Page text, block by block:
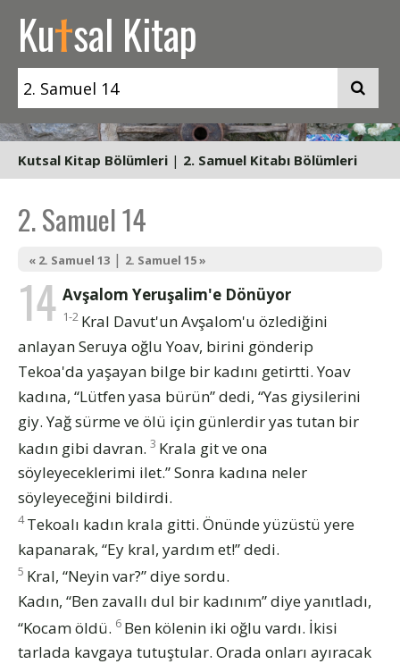
Kutsal Kitap
Kutsal Kitap Bölümleri | 2. Samuel Kitabı Bölümleri
2. Samuel 14
« 2. Samuel 13 | 2. Samuel 15 »
14 Avşalom Yeruşalim'e Dönüyor
1-2 Kral Davut'un Avşalom'u özlediğini
anlayan Seruya oğlu Yoav, birini gönderip
Tekoa'da yaşayan bilge bir kadını getirtti. Yoav
kadına, “Lütfen yasa bürün” dedi, “Yas giysilerini
giy. Yağ sürme ve ölü için günlerdir yas tutan bir
kadın gibi davran. 3 Krala git ve ona
söyleyeceklerimi ilet.” Sonra kadına neler
söyleyeceğini bildirdi.
4 Tekoalı kadın krala gitti. Önünde yüzüstü yere
kapanarak, “Ey kral, yardım et!” dedi.
5 Kral, “Neyin var?” diye sordu.
Kadın, “Ben zavallı dul bir kadınım” diye yanıtladı,
“Kocam öldü. 6 Ben kölenin iki oğlu vardı. İkisi
tarlada kavgaya tutuştular. Orada onları ayıracak